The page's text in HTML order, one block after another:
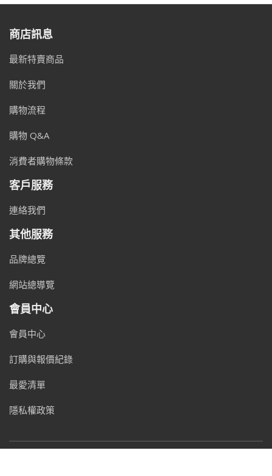
商店訊息
最新特賣商品
關於我們
購物流程
購物 Q&A
消費者購物條款
客戶服務
連絡我們
其他服務
品牌總覽
網站總導覽
會員中心
會員中心
訂購與報價紀錄
最愛清單
隱私權政策